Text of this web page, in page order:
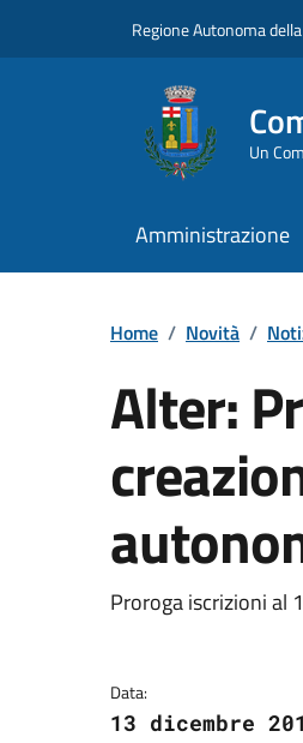
Regione Autonoma
Un
Amministrazione
Home / Novità /
Alter:
Dettagli
Proroga iscrizioni al
Data:
13 dicembre